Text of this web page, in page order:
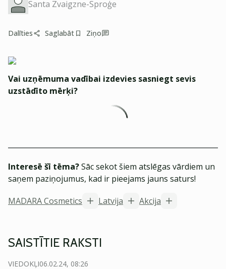
Santa Zvaigzne-Sproģe
Dalīties Saglabāt Ziņo
Vai uzņēmuma vadībai izdevies sasniegt sevis
uzstādīto mērķi?
Interesē šī tēma?Sāc sekot šiem atslēgas vārdiem un
saņem paziņojumus, kad ir pieejams jauns saturs!
MADARA Cosmetics
Latvija Akcija
SAISTĪTIE RAKSTI
VIEDOKĻI06.02.24, 08:26